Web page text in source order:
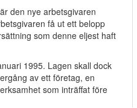
den nye arbetsgivaren
få ut ett belopp
som denne eljest haft
1995. Lagen skall dock
av ett företag, en
som inträffat före